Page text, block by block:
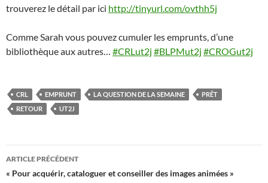
trouverez le détail par ici http://tinyurl.com/ovthh5j
Comme Sarah vous pouvez cumuler les emprunts, d’une
bibliothèque aux autres… #CRLut2j #BLPMut2j #CROGut2j
CRL EMPRUNT LA QUESTION DE LA SEMAINE
PRÊT
RETOUR
UT2J
Navigation
des
ARTICLE PRÉCÉDENT
« Pour acquérir, cataloguer et conseiller des images animées »